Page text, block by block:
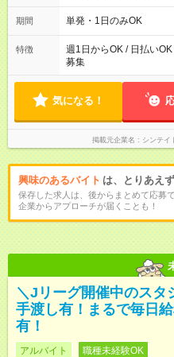
18：00 ■20：00～翌5：00 など！ 上記
間・休憩1時間／日
期間 単発・1日のみOK
特徴
週1日からOK / 日払い
募集
気になる！
掲載元企業名 シンテ
興味のあるバイト は、とりあえ
保存した求人は、後からまとめて応募で
企業からアプローチが届くことも！
＼Jリーグ開催中のスタ
手渡し有！まるで毎日
有！
アルバイト 職種未経験OK